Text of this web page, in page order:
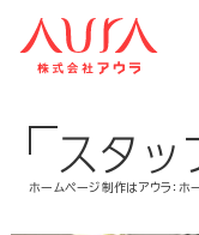
スタッ
ホームページ制作はアウラ：ホ